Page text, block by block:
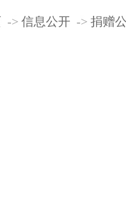
信息公开 捐赠